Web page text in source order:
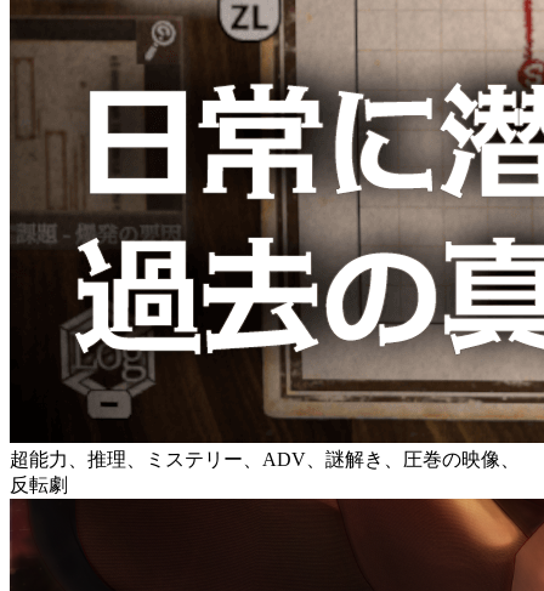
超能力、推理、ミステリー、ADV、謎解き、圧巻の映像、
反転劇